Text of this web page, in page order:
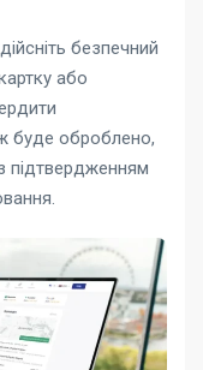
безпечний
або
буде оброблено,
підтвердженням